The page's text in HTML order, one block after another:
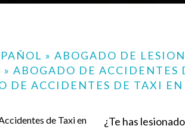
»ABOGADO DE
»ABOGADO DE ACCIDENTES
DE ACCIDENTES DE TAXI EN
¿Te has